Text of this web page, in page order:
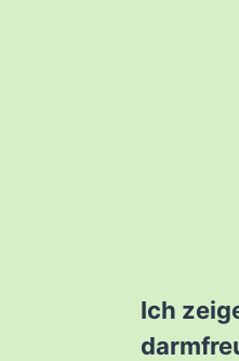
Ich